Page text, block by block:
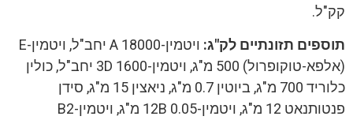
קק"ל.
תוספים תזונתיים לק"ג:
ויטמין-A 18000 יחב"ל, ויטמין-E
(אלפא-טוקופרול) 500 מ"ג, ויטמין-3D 1600 יחב"ל, כולין
כלוריד 700 מ"ג, ביוטין 0.7 מ"ג, ניאצין 15 מ"ג, סידן
פנטותנאט 12 מ"ג, ויטמין-12B 0.05 מ"ג, ויטמין-B2